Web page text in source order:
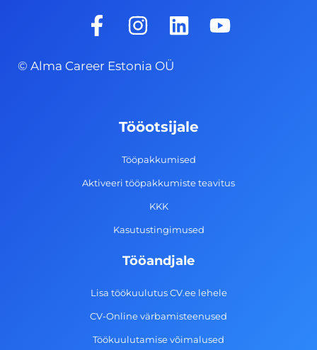
F
a
c
e
-
I
n
s
t
g
a
m
L
i
d
n
Y
o
© Alma Career Estonia OÜ
Tööotsijale
Tööpakkumised
Aktiveeri tööpakkumiste teavitus
KKK
Kasutustingimused
Tööandjale
Lisa töökuulutus CV.ee lehele
CV-Online värbamisteenused
Töökuulutamise võimalused